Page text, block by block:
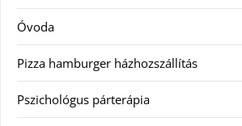
Óvoda
Pizza hamburger házhozszállítás
Pszichológus párterápia